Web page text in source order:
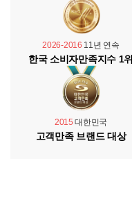
2026-2016 11년 연속
한국 소비자만족지수 1위
2015 대한민국
고객만족 브랜드 대상